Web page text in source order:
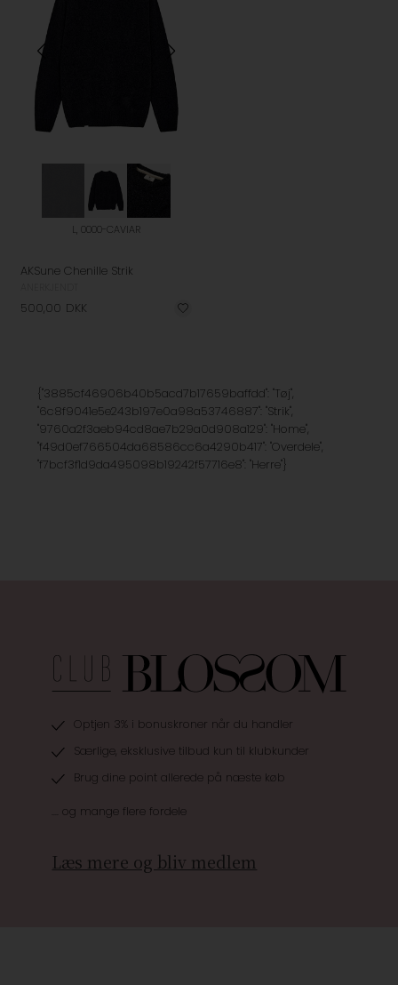
L, 0000-CAVIAR
AKSune Chenille Strik
500,00 DKK
{"3885cf46906b40b5acd7b17659baffdd": "Tøj",
"6c8f9041e5e243b197e0a98a53746887": "Strik",
"9760a2f3aeb94cd8ae7b29a0d908a129": "Home",
"f49d0ef766504da68586cc6a4290b417": "Overdele",
"f7bcf3f1d9da495098b19242f57716e8": "Herre"}
Optjen 3% i bonuskroner når du handler
Særlige, eksklusive tilbud kun til klubkunder
Brug dine point allerede på næste køb
.... og mange flere fordele
Læs mere og bliv medlem